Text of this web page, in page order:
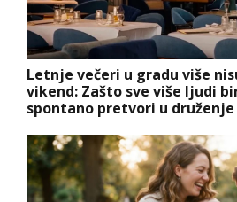
Letnje večeri u gradu više
vikend: Zašto sve više ljudi
spontano pretvori u druženje